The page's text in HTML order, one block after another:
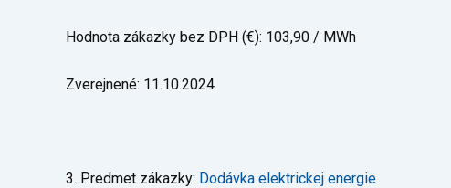
Hodnota zákazky bez DPH (€): 103,90 / MWh
Zverejnené: 11.10.2024
3. Predmet zákazky: Dodávka elektrickej energie